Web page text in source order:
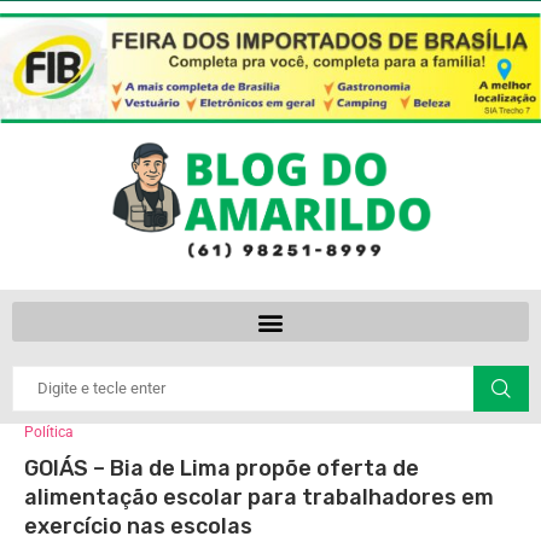
Política
GOIÁS – Bia de Lima propõe oferta de
alimentação escolar para trabalhadores em
exercício nas escolas